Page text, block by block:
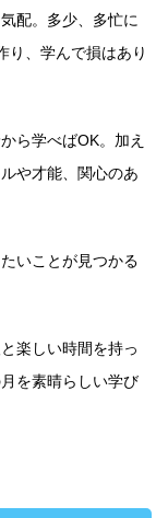
配。多少、多忙に
り、学んで損はあり
ら学べばOK。加え
や才能、関心のあ
いことが見つかる
楽しい時間を持っ
を素晴らしい学び